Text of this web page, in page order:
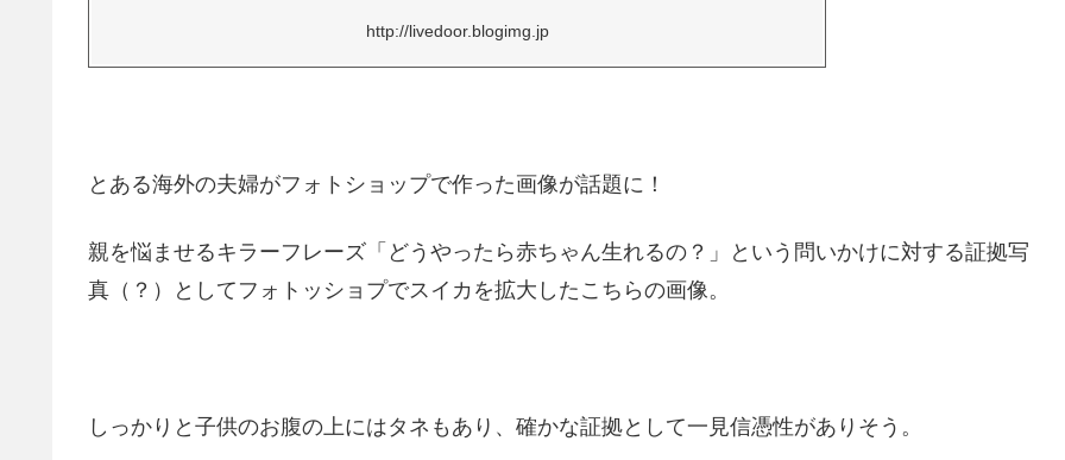
http://livedoor.blogimg.jp
とある海外の夫婦がフォトショップで作った画像が話題に！
親を悩ませるキラーフレーズ「どうやったら赤ちゃん生れるの？」という問いかけに対する証拠写
真（？）としてフォトッショプでスイカを拡大したこちらの画像。
しっかりと子供のお腹の上にはタネもあり、確かな証拠として一見信憑性がありそう。